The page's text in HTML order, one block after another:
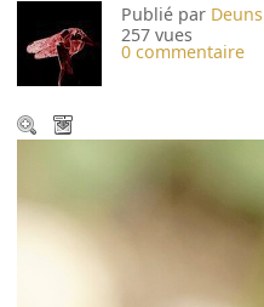
Publié par Deuns
257 vues
0 commentaire